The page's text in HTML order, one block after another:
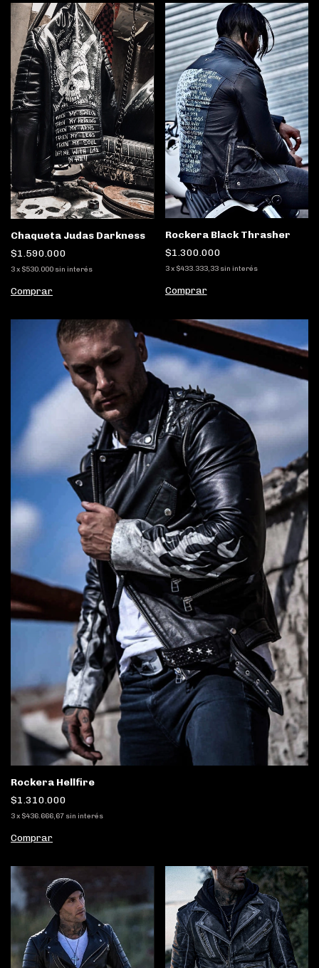
Chaqueta Judas Darkness
$1.590.000
3x $530.000 sin interés
Comprar
Rockera Black Thrasher
$1.300.000
3 x $433.333,33 sin interés
Comprar
Rockera Hellfire
$1.310.000
3x $436.666,67 sin interés
Comprar